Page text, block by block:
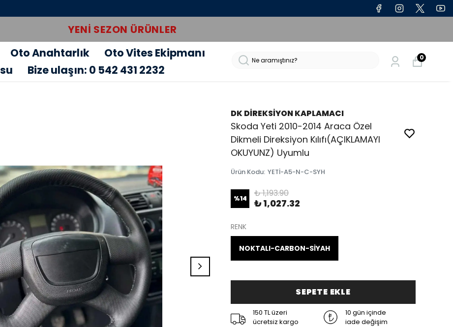
YENI SEZON ÜRÜNLER
Oto Anahtarlık
Oto Vites Ekipmanı
Bize ulaşın: 0 542 431 2232
0
DK DİREKSİYON KAPLAMACI
Skoda Yeti 2010-2014 Araca Özel
Dikmeli Direksiyon Kılıfı(AÇIKLAMAYI
OKUYUNZ) Uyumlu
Ürün Kodu: YETİ-A5-N-C-SYH
%14 ₺ 1,193.90
₺ 1,027.32
RENK
NOKTALI-CARBON-SİYAH
SEPETE EKLE
150 TL üzeri
ücretsiz kargo
10 gün içinde
iade değişim